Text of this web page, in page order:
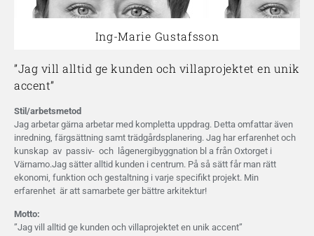
Ing-Marie Gustafsson
”Jag vill alltid ge kunden och villaprojektet en unik
accent”
Stil/arbetsmetod
Jag arbetar gärna arbetar med kompletta uppdrag. Detta omfattar även
inredning, färgsättning samt trädgårdsplanering. Jag har erfarenhet och
kunskap av passiv- och lågenergibyggnation bl a från Oxtorget i
Värnamo.Jag sätter alltid kunden i centrum. På så sätt får man rätt
ekonomi, funktion och gestaltning i varje specifikt projekt. Min
erfarenhet ­ är att samarbete ger bättre arkitektur!
Motto:
”Jag vill alltid ge kunden och villaprojektet en unik accent”